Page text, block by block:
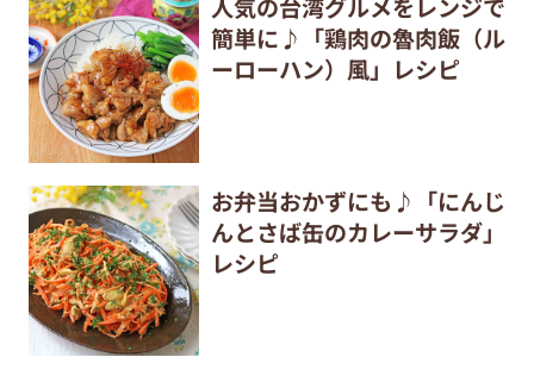
人気の台湾グルメをレンジで
簡単に♪「鶏肉の魯肉飯（ル
ーローハン）風」レシピ
お弁当おかずにも♪「にんじ
んとさば缶のカレーサラダ」
レシピ